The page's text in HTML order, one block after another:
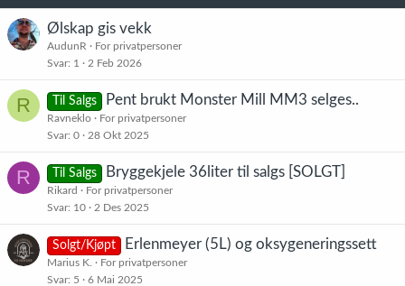
Ølskap gis vekk
AudunR
For privatpersoner
Svar 1 2 Feb 2026
R Til Salgs Pent brukt Monster Mill MM3 selges..
Ravneklo
For privatpersoner
Svar 0 28 Okt 2025
R Til Salgs Bryggekjele 36liter til salgs [SOLGT]
Rikard
For privatpersoner
Svar 10 2 Des 2025
Solgt/Kjøpt Erlenmeyer (5L) og oksygeneringssett
Marius K.
For privatpersoner
Svar 5 6 Mai 2025